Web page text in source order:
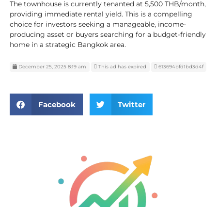
The townhouse is currently tenanted at 5,500 THB/month,
providing immediate rental yield. This is a compelling
choice for investors seeking a manageable, income-
producing asset or buyers searching for a budget-friendly
home in a strategic Bangkok area.
December 25, 2025 8:19 am This ad has expired 613694bfd1bd3d4f
Facebook Twitter